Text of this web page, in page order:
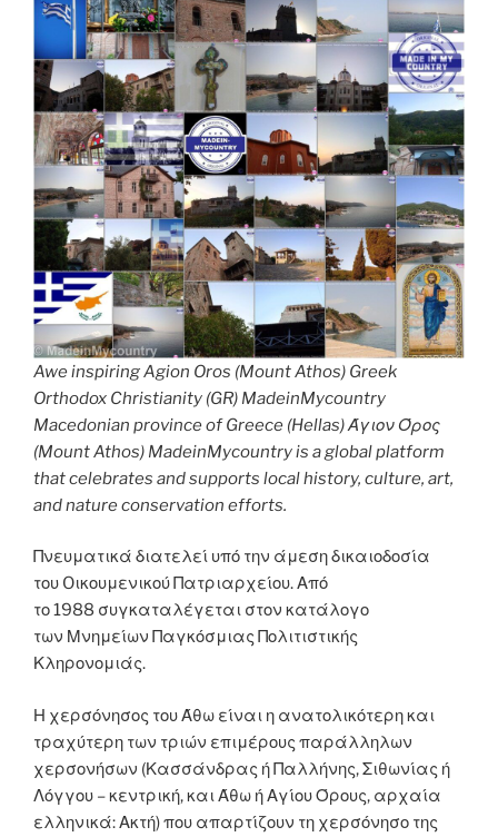
Awe inspiring Agion Oros (Mount Athos) Greek
Orthodox Christianity (GR) MadeinMycountry
Macedonian province of Greece (Hellas) Άγιον Όρος
(Mount Athos) MadeinMycountry is a global platform
that celebrates and supports local history, culture, art,
and nature conservation efforts.
Πνευματικά διατελεί υπό την άμεση δικαιοδοσία
του Oικουμενικού Πατριαρχείου. Από
το 1988 συγκαταλέγεται στον κατάλογο
των Μνημείων Παγκόσμιας Πολιτιστικής
Κληρονομιάς.
Η χερσόνησος του Άθω είναι η ανατολικότερη και
τραχύτερη των τριών επιμέρους παράλληλων
χερσονήσων (Κασσάνδρας ή Παλλήνης, Σιθωνίας ή
Λόγγου – κεντρική, και Άθω ή Αγίου Όρους, αρχαία
ελληνικά: Ακτή) που απαρτίζουν τη χερσόνησο της